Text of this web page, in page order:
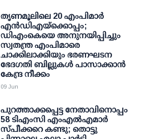
തൃണമൂലിലെ 20 എംപിമാര്‍
എന്‍ഡിഎയ്‌ക്കൊപ്പം;
ഡിഎംകെയെ അനുനയിപ്പിച്ചും
സ്വതന്ത്ര എംപിമാരെ
ചാക്കിലാക്കിയും ഭരണഘടന
ഭേദഗതി ബില്ലുകള്‍ പാസാക്കാന്‍
കേന്ദ്ര നീക്കം
09 Jun
പുറത്താക്കപ്പെട്ട നേതാവിനൊപ്പം
58 ടിഎംസി എംഎല്‍എമാര്‍
സ്പീക്കറെ കണ്ടു; തൊട്ടു